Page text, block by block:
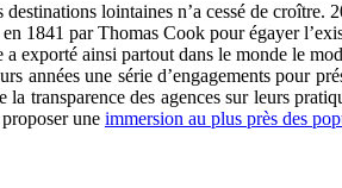
lointaines n’a cessé de
1841 par Thomas Cook pour égayer
a exporté ainsi partout dans le monde le
années une série d’engagements pour
des agences sur leurs
une immersion au plus près des